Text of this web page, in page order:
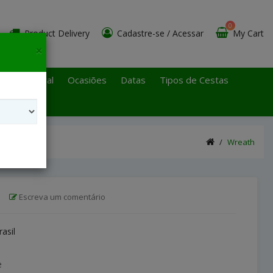
Product Delivery Cadastre-se / Acessar My Cart
0
Paulo Litoral Ocasiões Datas
Tipos de Cestas
Wreath
Escreva um comentário
×